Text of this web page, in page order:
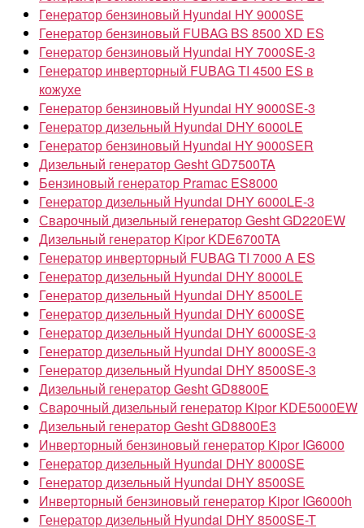
Генератор бензиновый Hyundai HY 9000SE
Генератор бензиновый FUBAG BS 8500 XD ES
Генератор бензиновый Hyundai HY 7000SE-3
Генератор инверторный FUBAG TI 4500 ES в
кожухе
Генератор бензиновый Hyundai HY 9000SE-3
Генератор дизельный Hyundai DHY 6000LE
Генератор бензиновый Hyundai HY 9000SER
Дизельный генератор Gesht GD7500TA
Бензиновый генератор Pramac ES8000
Генератор дизельный Hyundai DHY 6000LE-3
Сварочный дизельный генератор Gesht GD220EW
Дизельный генератор Kipor KDE6700TA
Генератор инверторный FUBAG TI 7000 A ES
Генератор дизельный Hyundai DHY 8000LE
Генератор дизельный Hyundai DHY 8500LE
Генератор дизельный Hyundai DHY 6000SE
Генератор дизельный Hyundai DHY 6000SE-3
Генератор дизельный Hyundai DHY 8000SE-3
Генератор дизельный Hyundai DHY 8500SE-3
Дизельный генератор Gesht GD8800E
Сварочный дизельный генератор Kipor KDE5000EW
Дизельный генератор Gesht GD8800E3
Инверторный бензиновый генератор Kipor IG6000
Генератор дизельный Hyundai DHY 8000SE
Генератор дизельный Hyundai DHY 8500SE
Инверторный бензиновый генератор Kipor IG6000h
Генератор дизельный Hyundai DHY 8500SE-T